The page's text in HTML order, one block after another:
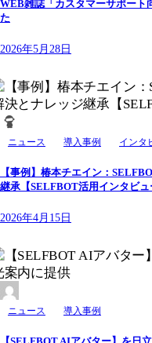
WEB雑誌「カスタマーサポート
た
2026年5月28日
ニュース 導入事例 インタ
【事例】椿本チエイン：
継承【SELFBOT活用インタビュ
2026年4月15日
ニュース 導入事例